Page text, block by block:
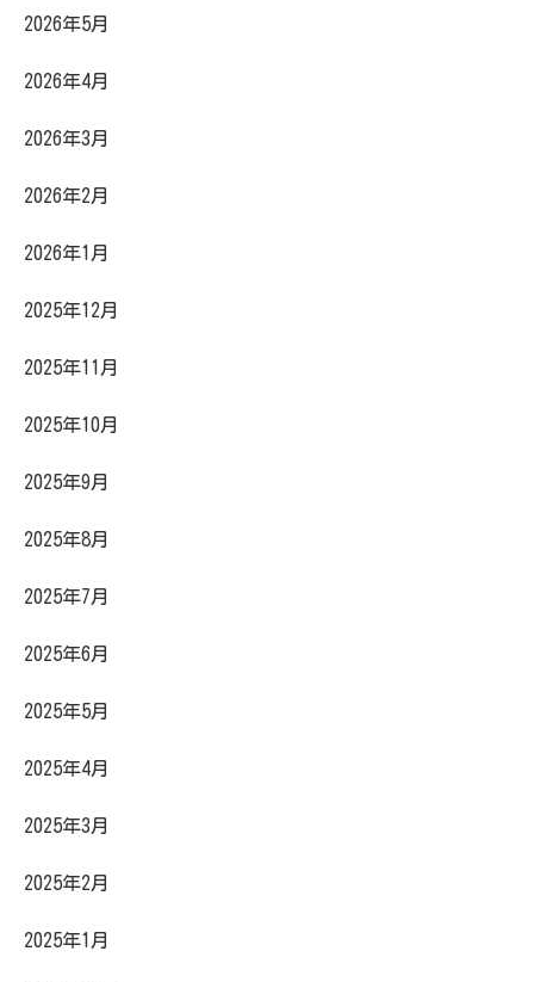
2026年5月
2026年4月
2026年3月
2026年2月
2026年1月
2025年12月
2025年11月
2025年10月
2025年9月
2025年8月
2025年7月
2025年6月
2025年5月
2025年4月
2025年3月
2025年2月
2025年1月